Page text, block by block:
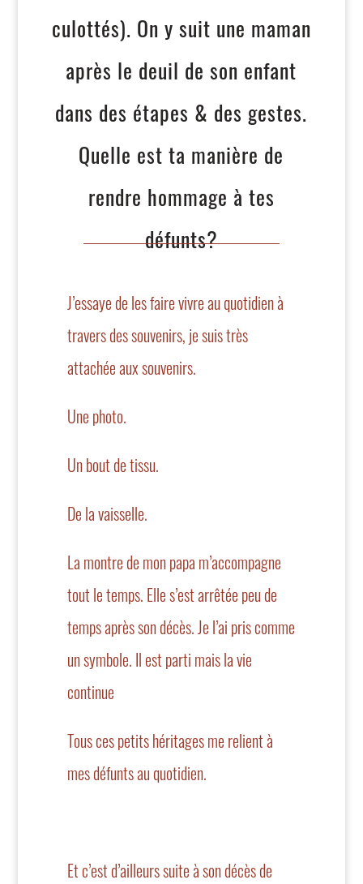
culottés). On y suit une maman
après le deuil de son enfant
dans des étapes & des gestes.
Quelle est ta manière de
rendre hommage à tes
défunts?
J’essaye de les faire vivre au quotidien à
travers des souvenirs, je suis très
attachée aux souvenirs.
Une photo.
Un bout de tissu.
De la vaisselle.
La montre de mon papa m’accompagne
tout le temps. Elle s’est arrêtée peu de
temps après son décès. Je l’ai pris comme
un symbole. Il est parti mais la vie
continue
Tous ces petits héritages me relient à
mes défunts au quotidien.
Et c’est d’ailleurs suite à son décès de